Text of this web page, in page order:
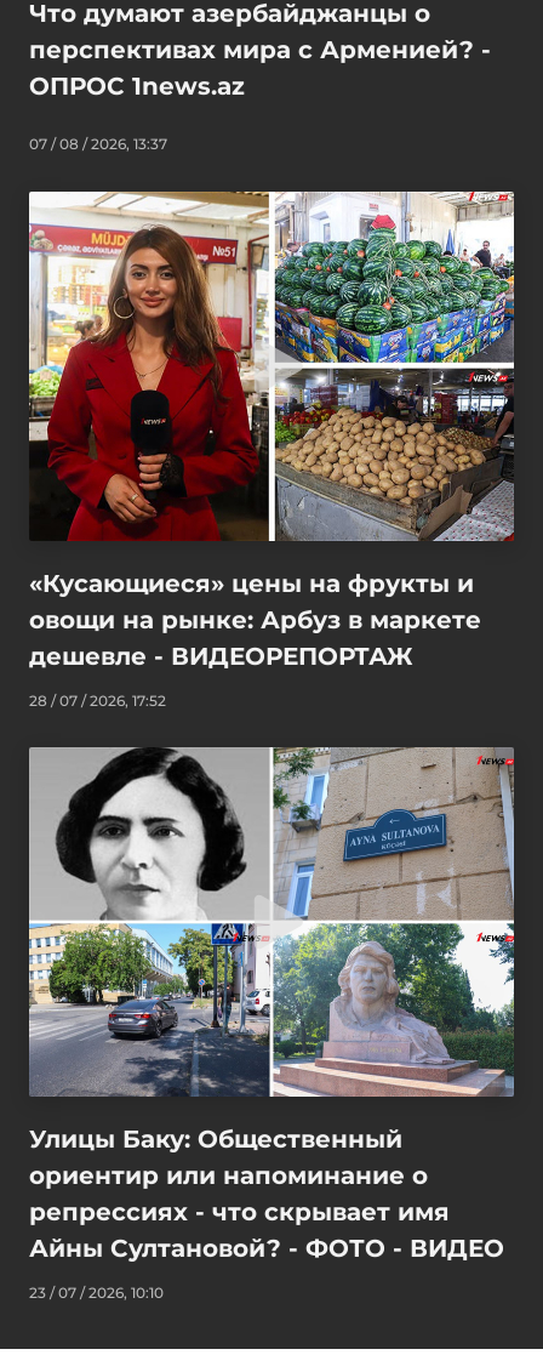
Что думают азербайджанцы о
перспективах мира с Арменией? -
ОПРОС 1news.az
07 / 08 / 2026, 13:37
«Кусающиеся» цены на фрукты и
овощи на рынке: Арбуз в маркете
дешевле - ВИДЕОРЕПОРТАЖ
28 / 07 / 2026, 17:52
Улицы Баку: Общественный
ориентир или напоминание о
репрессиях - что скрывает имя
Айны Султановой? - ФОТО - ВИДЕО
23 / 07 / 2026, 10:10